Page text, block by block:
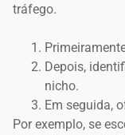
tráfego.
Depois,
nicho.
Em seguida,
Por exemplo, se